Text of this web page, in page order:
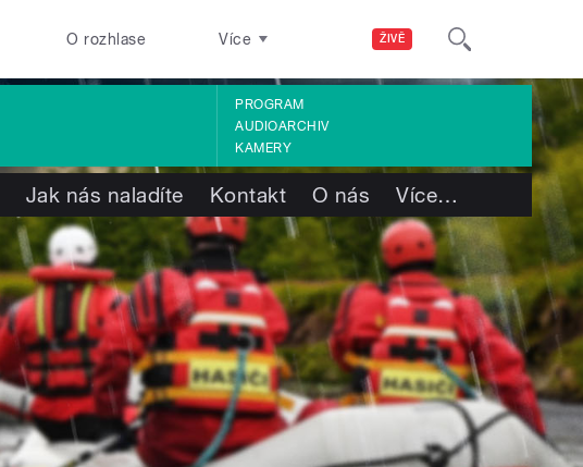
ŽIVĚ
O rozhlase Více
PROGRAM
AUDIOARCHIV
KAMERY
Jak nás naladíte Kontakt O nás Více…